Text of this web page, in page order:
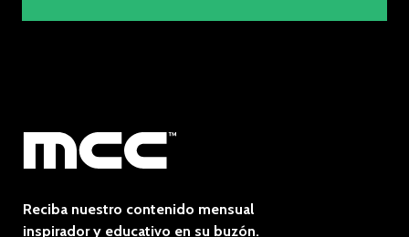
Reciba nuestro contenido mensual
inspirador y educativo en su buzón.